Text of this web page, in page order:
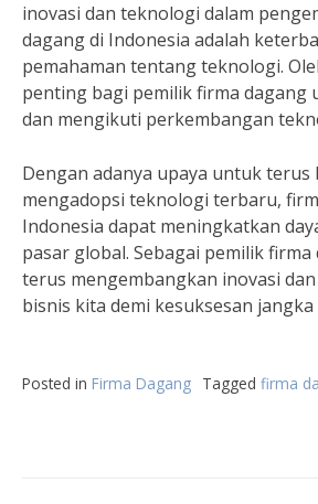
inovasi dan teknologi dalam
dagang di Indonesia adalah
pemahaman tentang teknologi.
penting bagi pemilik firma dagang
dan mengikuti perkembangan
Dengan adanya upaya untuk terus
mengadopsi teknologi terbaru,
Indonesia dapat meningkatkan
pasar global. Sebagai pemilik
terus mengembangkan inovasi
bisnis kita demi kesuksesan
Posted in Firma Dagang Tagged firma